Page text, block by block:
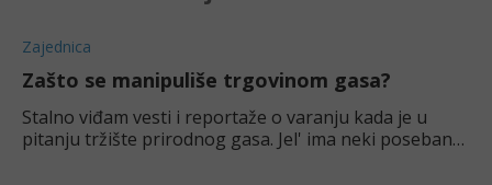
Zajednica
Zašto se manipuliše trgovinom gasa?
Stalno viđam vesti i reportaže o varanju kada je u
pitanju tržište prirodnog gasa. Jel' ima neki poseban